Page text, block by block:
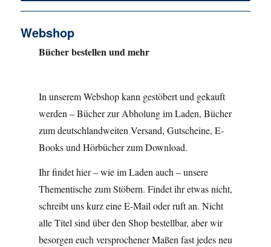
Webshop
Bücher bestellen und mehr
In unserem Webshop kann gestöbert und gekauft
werden – Bücher zur Abholung im Laden, Bücher
zum deutschlandweiten Versand, Gutscheine, E-
Books und Hörbücher zum Download.
Ihr findet hier – wie im Laden auch – unsere
Thementische zum Stöbern. Findet ihr etwas nicht,
schreibt uns kurz eine E-Mail oder ruft an. Nicht
alle Titel sind über den Shop bestellbar, aber wir
besorgen euch versprochener Maßen fast jedes neu